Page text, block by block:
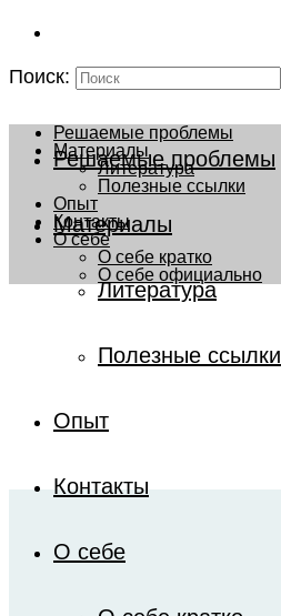
Поиск:
Решаемые проблемы
Материалы
Литература
Полезные ссылки
Опыт
Контакты
О себе
Решаемые проблемы
Материалы
Литература
Полезные ссылки
Опыт
Контакты
О себе
О себе кратко
О себе официально
диагностика